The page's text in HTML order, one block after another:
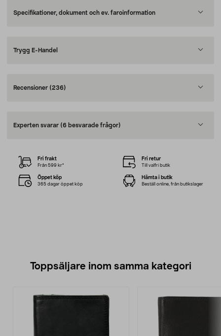
Specifikationer, dokument och ev. faroinformation
Trygg E-Handel
Recensioner (236)
Experten svarar (6 besvarade frågor)
Fri frakt
Från 599 kr*
Fri retur
Till valfri butik
Öppet köp
365 dagar öppet köp
Hämta i butik
Beställ online, från butikslager
Toppsäljare inom samma kategori